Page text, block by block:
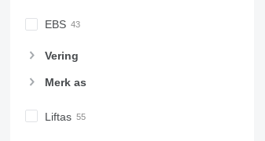
EBS
Vering
Merk as
Liftas